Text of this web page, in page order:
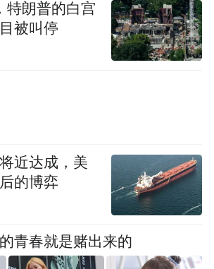
汇聚萧山本地特色美食、网
魅力。
特朗普的白宫
被叫停
近达成，美
的博弈
青春就是赌出来的